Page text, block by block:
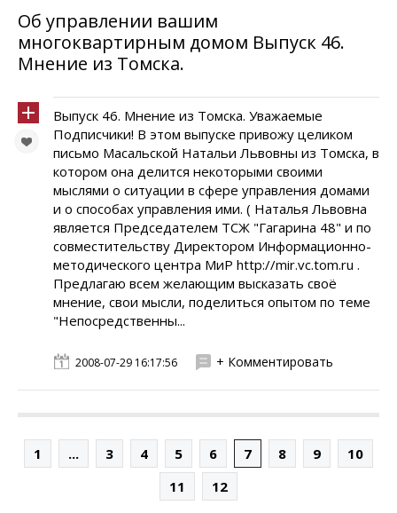
Об управлении вашим
многоквартирным домом Выпуск 46.
Мнение из Томска.
Выпуск 46. Мнение из Томска. Уважаемые
Подписчики! В этом выпуске привожу целиком
письмо Масальской Натальи Львовны из Томска, в
котором она делится некоторыми своими
мыслями о ситуации в сфере управления домами
и о способах управления ими. ( Наталья Львовна
является Председателем ТСЖ "Гагарина 48" и по
совместительству Директором Информационно-
методического центра МиР http://mir.vc.tom.ru .
Предлагаю всем желающим высказать своё
мнение, свои мысли, поделиться опытом по теме
"Непосредственны...
2008-07-29 16:17:56 + Комментировать
1 ... 3 4 5 6 7 8 9
10
11
12